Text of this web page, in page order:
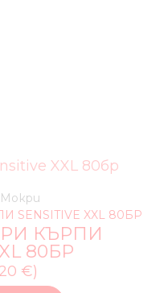
Мокри
SENSITIVE XXL 80БР
КЪРПИ
80БР
XXL 80бр
€)